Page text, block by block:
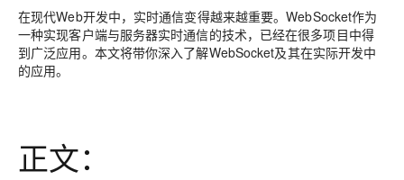
在现代Web开发中，实时通信变得越来越重要。WebSocket作为
一种实现客户端与服务器实时通信的技术，已经在很多项目中得
到广泛应用。本文将带你深入了解WebSocket及其在实际开发中
的应用。
正文：